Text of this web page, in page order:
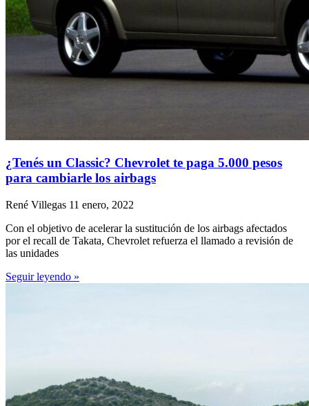
¿Tenés un Classic? Chevrolet te paga 5.000 pesos
para cambiarle los airbags
René Villegas 11 enero, 2022
Con el objetivo de acelerar la sustitución de los airbags afectados
por el recall de Takata, Chevrolet refuerza el llamado a revisión de
las unidades
Seguir leyendo »